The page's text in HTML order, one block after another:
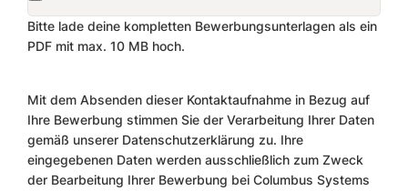
Bitte lade deine kompletten Bewerbungsunterlagen als ein
PDF mit max. 10 MB hoch.
Mit dem Absenden dieser Kontaktaufnahme in Bezug auf
Ihre Bewerbung stimmen Sie der Verarbeitung Ihrer Daten
gemäß unserer Datenschutzerklärung zu. Ihre
eingegebenen Daten werden ausschließlich zum Zweck
der Bearbeitung Ihrer Bewerbung bei Columbus Systems